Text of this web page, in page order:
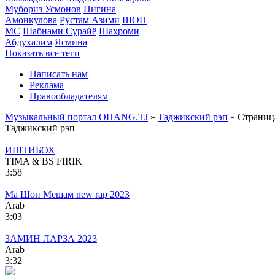
Мубориз Усмонов Нигина
Амонкулова Рустам Азими ШОН
МС Шабнами Сурайё Шахроми
Абдухалим Ясмина
Показать все теги
Написать нам
Реклама
Правообладателям
Музыкальный портал OHANG.TJ » Таджикский рэп »
Таджикский рэп
ИШТИБОХ
TIMA & BS FIRIK
3:58
Ма Шон Мешам new rap 2023
Arab
3:03
ЗАМИН ЛАРЗА 2023
Arab
3:32